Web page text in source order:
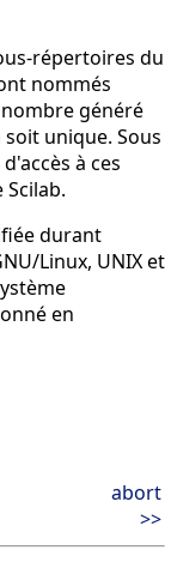
répertoires du
nommés
nombre généré
unique. Sous
à ces
durant
Linux, UNIX et
en
abort
>>